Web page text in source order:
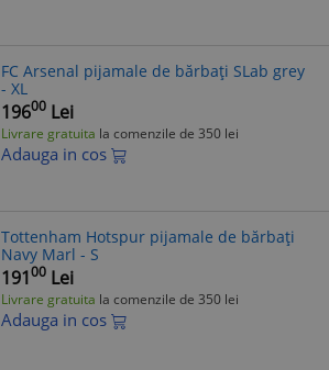
FC Arsenal pijamale de bărbați SLab grey
- XL
19600 Lei
Livrare gratuita la comenzile de 350 lei
Adauga in cos
Tottenham Hotspur pijamale de bărbați
Navy Marl - S
19100 Lei
Livrare gratuita la comenzile de 350 lei
Adauga in cos